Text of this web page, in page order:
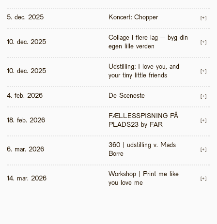
5. dec. 2025 Koncert: Chopper [+]
10. dec. 2025
Collage i flere lag – byg din
egen lille verden
[+]
10. dec. 2025
Udstilling: I love you, and
your tiny little friends
[+]
4. feb. 2026 De Sceneste [+]
18. feb. 2026
FÆLLESSPISNING PÅ
PLADS23 by FAR
[+]
6. mar. 2026
360 | udstilling v. Mads
Borre
[+]
14. mar. 2026
Workshop | Print me like
you love me
[+]